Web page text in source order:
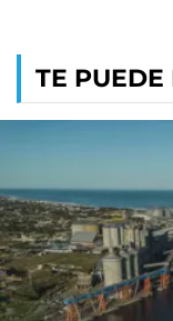
TE PUEDE